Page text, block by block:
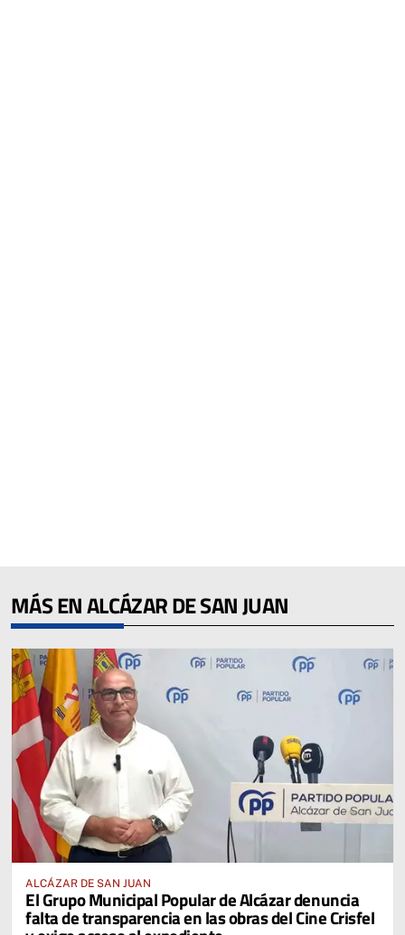
MÁS EN ALCÁZAR DE SAN JUAN
ALCÁZAR DE SAN JUAN
El Grupo Municipal Popular de Alcázar denuncia
falta de transparencia en las obras del Cine Crisfel